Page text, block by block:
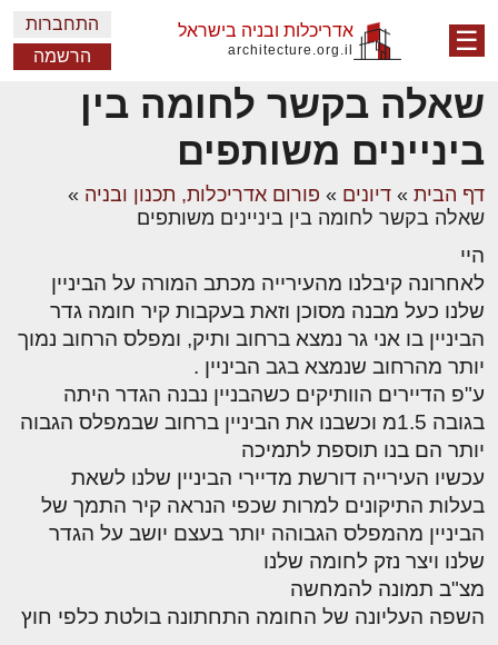
☰ אדריכלות ובניה בישראל
architecture.org.il
התחברות
הרשמה
שאלה בקשר לחומה בין
ביניינים משותפים
דף הבית » דיונים » פורום אדריכלות, תכנון ובניה »
שאלה בקשר לחומה בין ביניינים משותפים
היי
לאחרונה קיבלנו מהעירייה מכתב המורה על הביניין
שלנו כעל מבנה מסוכן וזאת בעקבות קיר חומה גדר
הביניין בו אני גר נמצא ברחוב ותיק, ומפלס הרחוב נמוך
יותר מהרחוב שנמצא בגב הביניין .
ע"פ הדיירים הוותיקים כשהבניין נבנה הגדר היתה
בגובה 1.5מ וכשבנו את הביניין ברחוב שבמפלס הגבוה
יותר הם בנו תוספת לתמיכה
עכשיו העירייה דורשת מדיירי הביניין שלנו לשאת
בעלות התיקונים למרות שכפי הנראה קיר התמך של
הביניין מהמפלס הגבוהה יותר בעצם יושב על הגדר
שלנו ויצר נזק לחומה שלנו
מצ"ב תמונה להמחשה
השפה העליונה של החומה התחתונה בולטת כלפי חוץ